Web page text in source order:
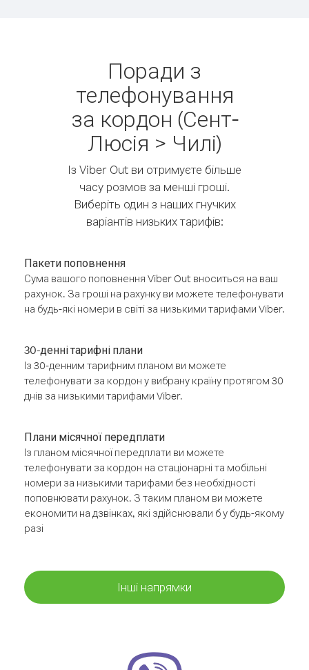
Поради з
телефонування
за кордон (Сент-
Люсія > Чилі)
Із Viber Out ви отримуєте більше
часу розмов за менші гроші.
Виберіть один з наших гнучких
варіантів низьких тарифів:
Пакети поповнення
Сума вашого поповнення Viber Out вноситься на ваш
рахунок. За гроші на рахунку ви можете телефонувати
на будь-які номери в світі за низькими тарифами Viber.
30-денні тарифні плани
Із 30-денним тарифним планом ви можете
телефонувати за кордон у вибрану країну протягом 30
днів за низькими тарифами Viber.
Плани місячної передплати
Із планом місячної передплати ви можете
телефонувати за кордон на стаціонарні та мобільні
номери за низькими тарифами без необхідності
поповнювати рахунок. З таким планом ви можете
економити на дзвінках, які здійснювали б у будь-якому
разі
Інші напрямки